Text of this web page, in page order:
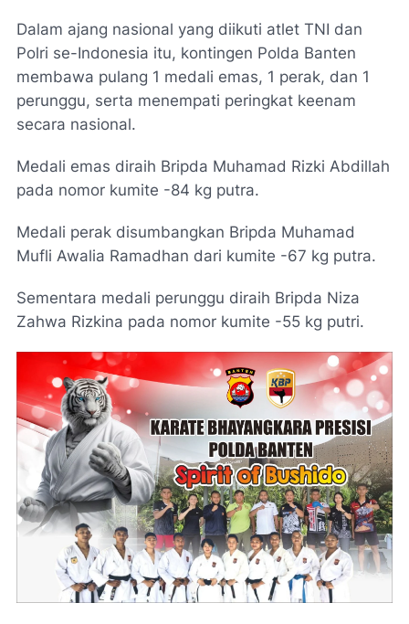
Dalam ajang nasional yang diikuti atlet TNI dan
Polri se-Indonesia itu, kontingen Polda Banten
membawa pulang 1 medali emas, 1 perak, dan 1
perunggu, serta menempati peringkat keenam
secara nasional.
Medali emas diraih Bripda Muhamad Rizki Abdillah
pada nomor kumite -84 kg putra.
Medali perak disumbangkan Bripda Muhamad
Mufli Awalia Ramadhan dari kumite -67 kg putra.
Sementara medali perunggu diraih Bripda Niza
Zahwa Rizkina pada nomor kumite -55 kg putri.